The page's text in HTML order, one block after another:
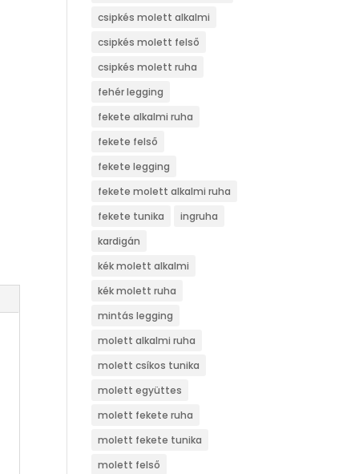
csipkés molett alkalmi
csipkés molett felső
csipkés molett ruha
fehér legging
fekete alkalmi ruha
fekete felső
fekete legging
fekete molett alkalmi ruha
fekete tunika
ingruha
kardigán
kék molett alkalmi
kék molett ruha
mintás legging
molett alkalmi ruha
molett csíkos tunika
molett együttes
molett fekete ruha
molett fekete tunika
molett felső